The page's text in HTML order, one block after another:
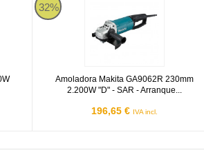
32%
Amoladora Makita GA9062R 230mm
2.200W "D" - SAR - Arranque...
196,65 € IVA incl.